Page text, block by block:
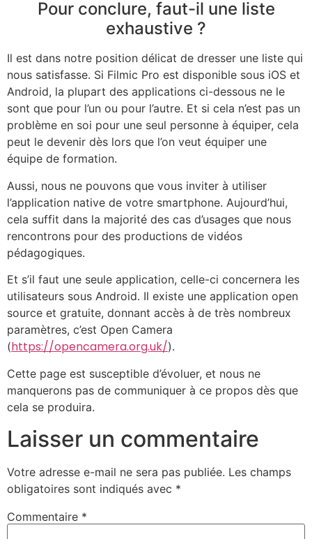
Pour conclure, faut-il une liste
exhaustive ?
Il est dans notre position délicat de dresser une liste qui
nous satisfasse. Si Filmic Pro est disponible sous iOS et
Android, la plupart des applications ci-dessous ne le
sont que pour l’un ou pour l’autre. Et si cela n’est pas un
problème en soi pour une seul personne à équiper, cela
peut le devenir dès lors que l’on veut équiper une
équipe de formation.
Aussi, nous ne pouvons que vous inviter à utiliser
l’application native de votre smartphone. Aujourd’hui,
cela suffit dans la majorité des cas d’usages que nous
rencontrons pour des productions de vidéos
pédagogiques.
Et s’il faut une seule application, celle-ci concernera les
utilisateurs sous Android. Il existe une application open
source et gratuite, donnant accès à de très nombreux
paramètres, c’est Open Camera
(https://opencamera.org.uk/).
Cette page est susceptible d’évoluer, et nous ne
manquerons pas de communiquer à ce propos dès que
cela se produira.
Laisser un commentaire
Votre adresse e-mail ne sera pas publiée. Les champs
obligatoires sont indiqués avec *
Commentaire *